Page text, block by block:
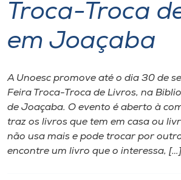
Portal de Ensino
Internacionalização
I.nova
Troca-Troca
em Joaçaba
A Unoesc promove até o dia 30 de
Feira Troca-Troca de Livros, na
de Joaçaba. O evento é aberto à
traz os livros que tem em casa ou
não usa mais e pode trocar por
encontre um livro que o interessa, […]